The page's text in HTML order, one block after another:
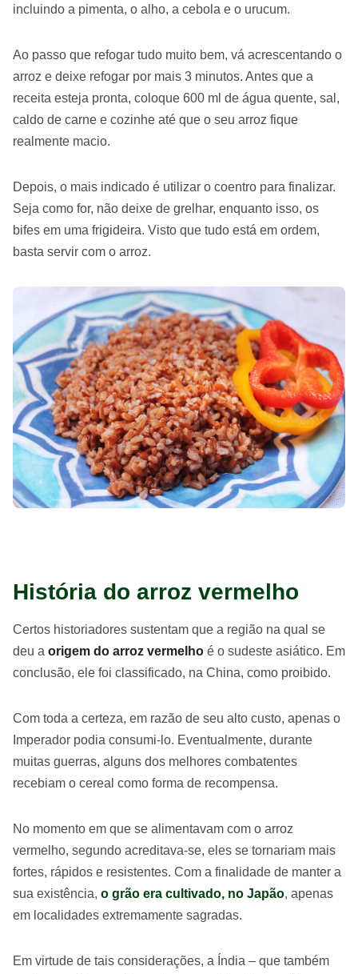
incluindo a pimenta, o alho, a cebola e o urucum.
Ao passo que refogar tudo muito bem, vá acrescentando o
arroz e deixe refogar por mais 3 minutos. Antes que a
receita esteja pronta, coloque 600 ml de água quente, sal,
caldo de carne e cozinhe até que o seu arroz fique
realmente macio.
Depois, o mais indicado é utilizar o coentro para finalizar.
Seja como for, não deixe de grelhar, enquanto isso, os
bifes em uma frigideira. Visto que tudo está em ordem,
basta servir com o arroz.
História do arroz vermelho
Certos historiadores sustentam que a região na qual se
deu a origem do arroz vermelho é o sudeste asiático. Em
conclusão, ele foi classificado, na China, como proibido.
Com toda a certeza, em razão de seu alto custo, apenas o
Imperador podia consumi-lo. Eventualmente, durante
muitas guerras, alguns dos melhores combatentes
recebiam o cereal como forma de recompensa.
No momento em que se alimentavam com o arroz
vermelho, segundo acreditava-se, eles se tornariam mais
fortes, rápidos e resistentes. Com a finalidade de manter a
sua existência, o grão era cultivado, no Japão, apenas
em localidades extremamente sagradas.
Em virtude de tais considerações, a Índia – que também